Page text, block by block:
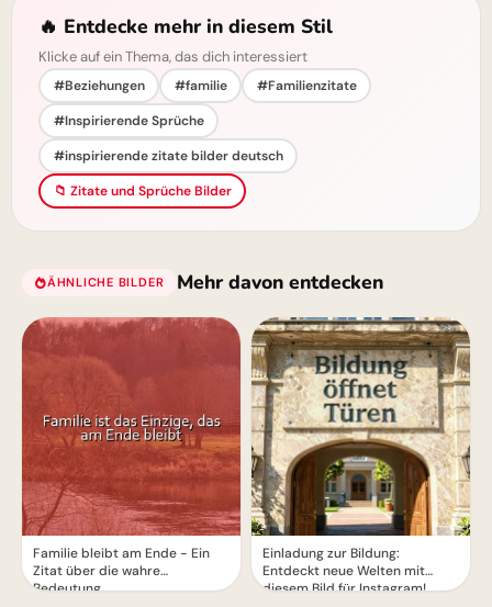
🔥 Entdecke mehr in diesem Stil
Klicke auf ein Thema, das dich interessiert
#Beziehungen #familie
#Familienzitate
#Inspirierende Sprüche
#inspirierende zitate bilder deutsch
📁 Zitate und Sprüche Bilder
ÄHNLICHE BILDER Mehr davon entdecken
Familie bleibt am Ende - Ein
Zitat über die wahre
Bedeutung
Pinterest
Einladung zur Bildung:
Entdeckt neue Welten mit
diesem Bild für Instagram!